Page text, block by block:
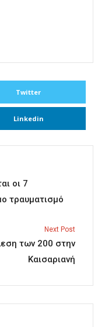
Twitter
Linkedin
οι 7
τραυματισμό
Next Post
των 200 στην
Καισαριανή